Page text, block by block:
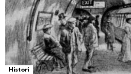
Histori